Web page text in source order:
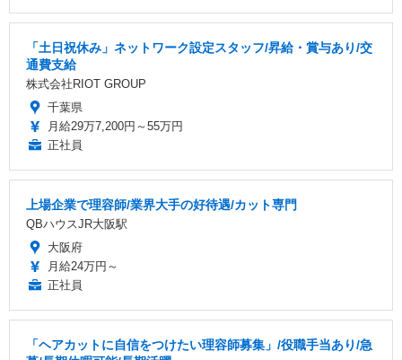
「土日祝休み」ネットワーク設定スタッフ/昇給・賞与あり/交
通費支給
株式会社RIOT GROUP
千葉県
月給29万7,200円～55万円
正社員
上場企業で理容師/業界大手の好待遇/カット専門
QBハウスJR大阪駅
大阪府
月給24万円～
正社員
「ヘアカットに自信をつけたい理容師募集」/役職手当あり/急